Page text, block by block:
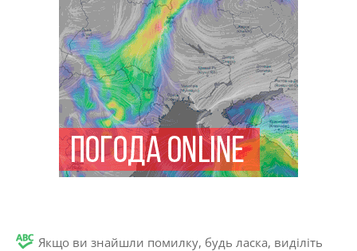
Якщо ви знайшли помилку, будь ласка, виділіть